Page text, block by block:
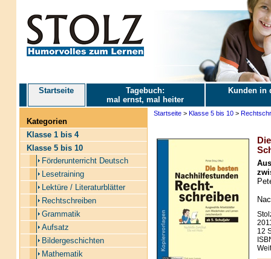
Startseite
Tagebuch:
mal ernst, mal heiter
Kunden in
Kategorien
Klasse 1 bis 4
Klasse 5 bis 10
Förderunterricht Deutsch
Lesetraining
Lektüre / Literaturblätter
Rechtschreiben
Grammatik
Aufsatz
Bildergeschichten
Mathematik
Startseite> Klasse 5 bis 10>
12